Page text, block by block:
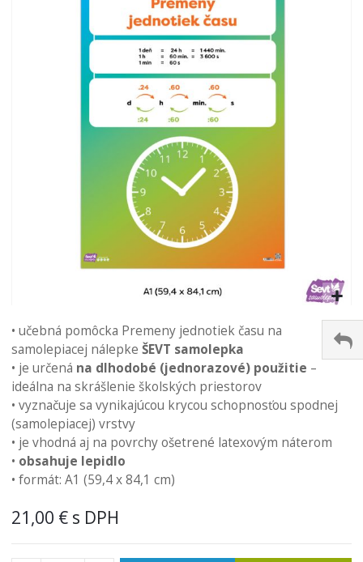
na
začiatok
galérie
obrázkov
• učebná pomôcka Premeny jednotiek času na
samolepiacej nálepke ŠEVT samolepka
• je určená na dlhodobé (jednorazové) použitie –
ideálna na skrášlenie školských priestorov
• vyznačuje sa vynikajúcou krycou schopnosťou spodnej
(samolepiacej) vrstvy
• je vhodná aj na povrchy ošetrené latexovým náterom
• obsahuje lepidlo
• formát: A1 (59,4 x 84,1 cm)
21,00 €